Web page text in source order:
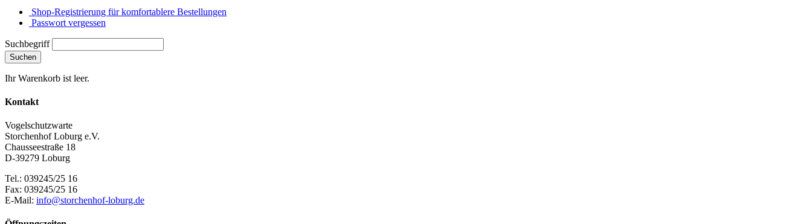
Shop-Registrierung für komfortablere Bestellungen
Passwort vergessen
Suchbegriff
Suchen
Ihr Warenkorb ist leer.
Kontakt
Vogelschutzwarte
Storchenhof Loburg e.V.
Chausseestraße 18
D-39279 Loburg
Tel.: 039245/25 16
Fax: 039245/25 16
E-Mail: info@storchenhof-loburg.de